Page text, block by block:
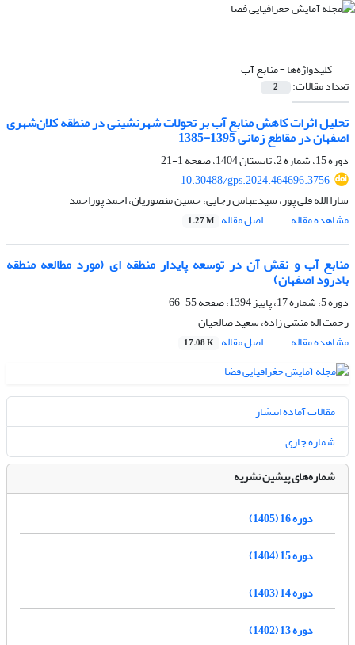
کلیدواژه‌ها =منابع آب
تعداد مقالات: 2
تحلیل اثرات کاهش منابع آب بر تحولات شهرنشینی در منطقه کلان‌شهری
اصفهان در مقاطع زمانی 1395-1385
دوره 15، شماره 2، تابستان 1404، صفحه
1-21
10.30488/gps.2024.464696.3756
سارا الله قلی پور، سیدعباس رجایی، حسین منصوریان، احمد پوراحمد
مشاهده مقاله
اصل مقاله 1.27 M
منابع آب و نقش آن در توسعه پایدار منطقه ای (مورد مطالعه منطقه
بادرود اصفهان)
دوره 5، شماره 17، پاییز 1394، صفحه
55-66
رحمت اله منشی زاده، سعید صالحیان
مشاهده مقاله
اصل مقاله 17.08 K
مقالات آماده انتشار
شماره جاری
شماره‌های پیشین نشریه
دوره 16 (1405)
دوره 15 (1404)
دوره 14 (1403)
دوره 13 (1402)